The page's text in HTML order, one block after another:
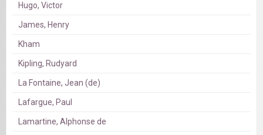
Hugo, Victor
James, Henry
Kham
Kipling, Rudyard
La Fontaine, Jean (de)
Lafargue, Paul
Lamartine, Alphonse de